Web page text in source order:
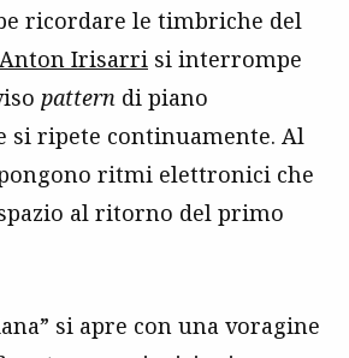
ricordare le timbriche del
Anton Irisarri si interrompe
pattern di piano
si ripete continuamente. Al
ritmi elettronici che
al ritorno del primo
si apre con una voragine